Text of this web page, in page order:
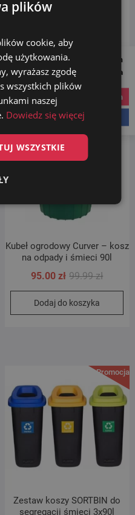
SEGREGACJI ODPADÓW
PLASTIK
Dodaj do koszyka
Kubeł ogrodowy Curver – kosz
na odpady i śmieci 90l
99.99zł
cena
99.99
95.00zł
cena
95.00
Dodaj do koszyka
Promocja!
Zestaw koszy SORTBIN do
segregacji śmieci 3x90l
Follow us on
Social Media
instagram
plików
cookie, aby
użytkowania.
wyrażasz zgodę
wszystkich plików
naszej
Dowiedz się więcej
WSZYSTKIE